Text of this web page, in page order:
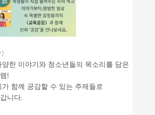
한 이야기와 청소년들의 목소리를 담은
!
가 함께 공감할 수 있는 주제들로
니다.